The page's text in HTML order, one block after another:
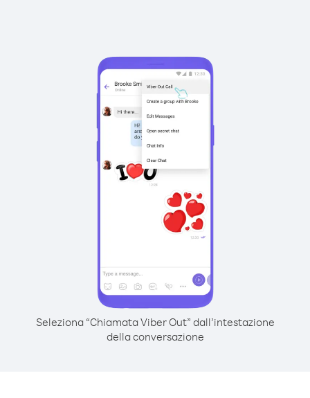
Seleziona “Chiamata Viber Out” dall’intestazione
della conversazione